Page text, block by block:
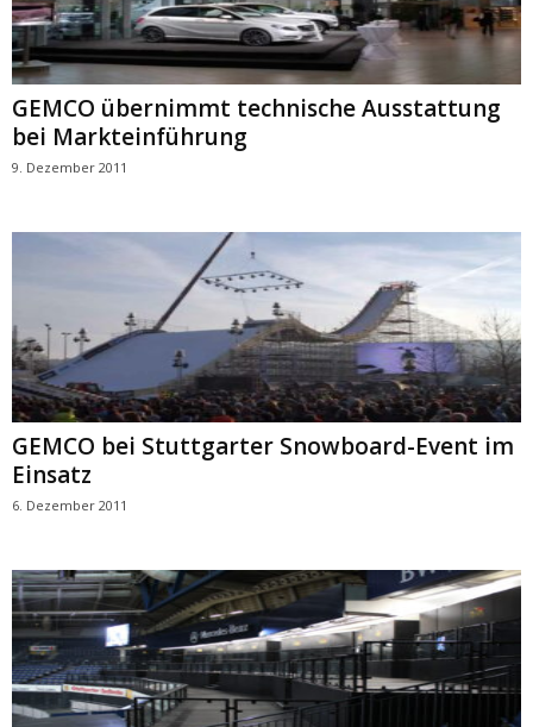
GEMCO übernimmt technische Ausstattung
bei Markteinführung
9. Dezember 2011
GEMCO bei Stuttgarter Snowboard-Event im
Einsatz
6. Dezember 2011